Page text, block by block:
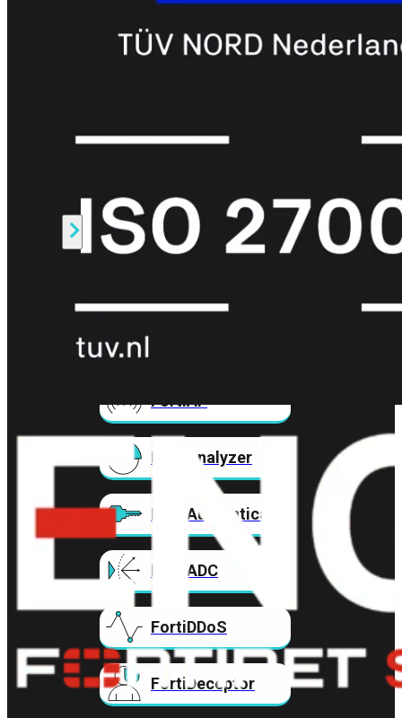
Producten
FortiAP
FortiAnalyzer
FortiAuthenticator
FortiADC
FortiDDoS
FortiDeceptor